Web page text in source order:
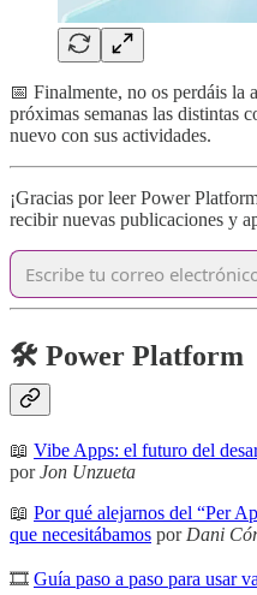
📅 Finalmente, no os perdáis la
próximas semanas las distintas
nuevo con sus actividades.
¡Gracias por leer Power
recibir nuevas publicaciones y
🛠️ Power Platform
📖 Vibe Apps: el futuro del
porJon Unzueta
📖 Por qué alejarnos del “Per
que necesitábamos por Dani
🎞 Guía paso a paso para usar